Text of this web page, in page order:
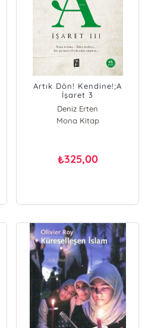
Artık Dön! Kendine!;A
İşaret 3
Deniz Erten
Mona Kitap
₺325,00